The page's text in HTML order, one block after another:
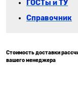
ГОСТы и ТУ
Справочник
Стоимость доставки
вашего менеджера